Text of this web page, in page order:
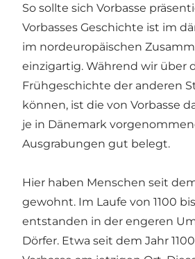
So sollte sich Vorbasse
Vorbasses Geschichte ist im
im nordeuropäischen
einzigartig. Während wir über
Frühgeschichte der anderen
können, ist die von Vorbasse
je in Dänemark
Ausgrabungen gut belegt.
Hier haben Menschen seit dem
gewohnt. Im Laufe von 1100
entstanden in der engeren
Dörfer. Etwa seit dem Jahr